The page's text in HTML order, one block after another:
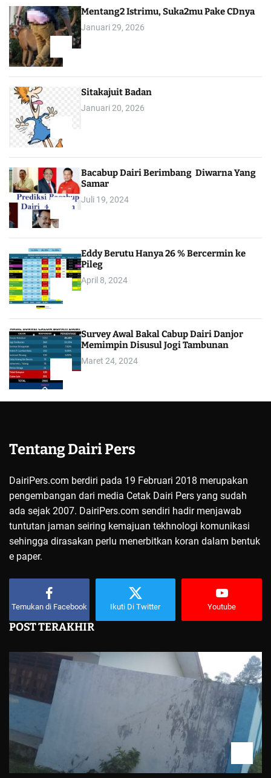
Mentang2 Istrimu, Suka2mu Pake CDnya
Januari 29, 2026
Sitakajuit Badan
Januari 20, 2026
Bacabup Dairi Berimbang Diwarna Yang
Samar
Juli 19, 2024
Eddy Berutu Hanya 26 % Bercermin ke
Pileg
April 8, 2024
Survey Awal Bakal Cabup Dairi Danjor
Memimpin Disusul Jogi Tambunan
Maret 24, 2024
Tentang Dairi Pers
DairiPers.com berdiri pada 19 Februari 2018 merupakan
pengembangan dari media Cetak Dairi Pers yang sudah
ada sejak 2007. DairiPers.com sendiri hadir menjawab
tuntutan jaman seiring kemajuan tekhnologi komunikasi
sehingga dirasakan perlu menerbitkan koran dalam bentuk
e paper.
Temukan di Facebook Ikuti Di Twitter Youtube
POST TERAKHIR